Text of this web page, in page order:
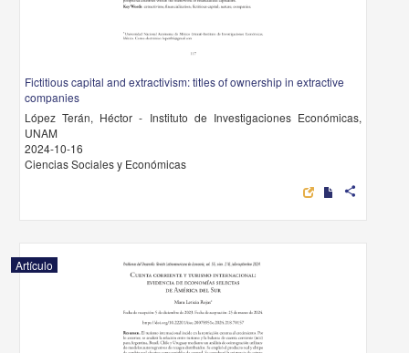
Fictitious capital and extractivism: titles of ownership in extractive
companies
López Terán, Héctor - Instituto de Investigaciones Económicas,
UNAM
2024-10-16
Ciencias Sociales y Económicas
share
Artículo